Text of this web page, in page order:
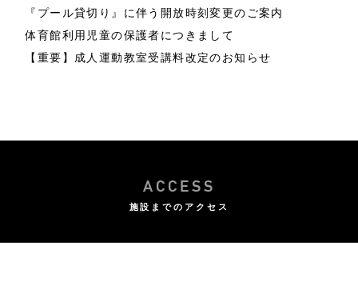
『プール貸切り』に伴う開放時刻変更のご案内
体育館利用児童の保護者につきまして
【重要】成人運動教室受講料改定のお知らせ
ACCESS
施設までのアクセス